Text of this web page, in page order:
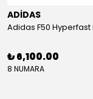
ADİDAS
₺ 6,100.00
8 NUMARA